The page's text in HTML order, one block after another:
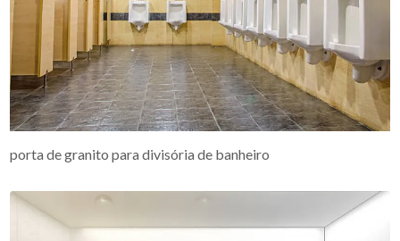
porta de granito para divisória de banheiro